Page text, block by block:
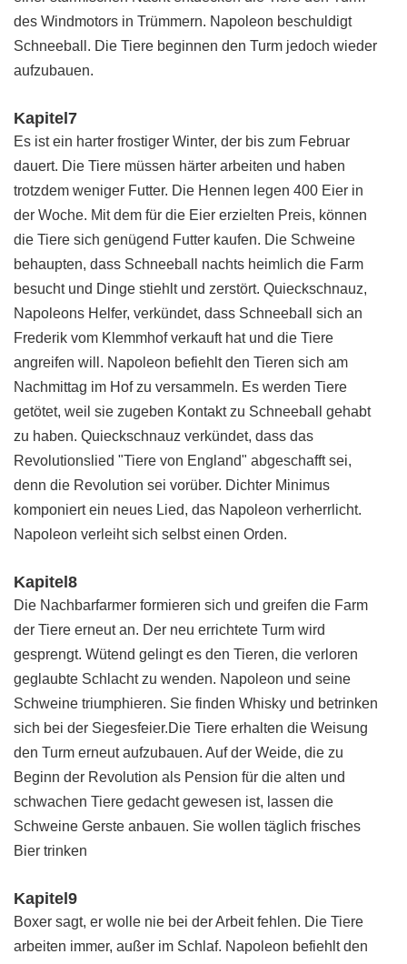
des Windmotors in Trümmern. Napoleon beschuldigt
Schneeball. Die Tiere beginnen den Turm jedoch wieder
aufzubauen.
Kapitel7
Es ist ein harter frostiger Winter, der bis zum Februar
dauert. Die Tiere müssen härter arbeiten und haben
trotzdem weniger Futter. Die Hennen legen 400 Eier in
der Woche. Mit dem für die Eier erzielten Preis, können
die Tiere sich genügend Futter kaufen. Die Schweine
behaupten, dass Schneeball nachts heimlich die Farm
besucht und Dinge stiehlt und zerstört. Quieckschnauz,
Napoleons Helfer, verkündet, dass Schneeball sich an
Frederik vom Klemmhof verkauft hat und die Tiere
angreifen will. Napoleon befiehlt den Tieren sich am
Nachmittag im Hof zu versammeln. Es werden Tiere
getötet, weil sie zugeben Kontakt zu Schneeball gehabt
zu haben. Quieckschnauz verkündet, dass das
Revolutionslied "Tiere von England" abgeschafft sei,
denn die Revolution sei vorüber. Dichter Minimus
komponiert ein neues Lied, das Napoleon verherrlicht.
Napoleon verleiht sich selbst einen Orden.
Kapitel8
Die Nachbarfarmer formieren sich und greifen die Farm
der Tiere erneut an. Der neu errichtete Turm wird
gesprengt. Wütend gelingt es den Tieren, die verloren
geglaubte Schlacht zu wenden. Napoleon und seine
Schweine triumphieren. Sie finden Whisky und betrinken
sich bei der Siegesfeier.Die Tiere erhalten die Weisung
den Turm erneut aufzubauen. Auf der Weide, die zu
Beginn der Revolution als Pension für die alten und
schwachen Tiere gedacht gewesen ist, lassen die
Schweine Gerste anbauen. Sie wollen täglich frisches
Bier trinken
Kapitel9
Boxer sagt, er wolle nie bei der Arbeit fehlen. Die Tiere
arbeiten immer, außer im Schlaf. Napoleon befiehlt den